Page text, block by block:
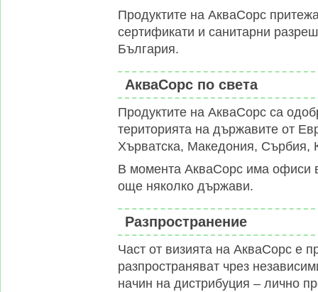
Продуктите на АкваСорс
сертификати и санитарни
България.
АкваСорс по света
Продуктите на АкваСорс са
територията на държавите от
Хърватска, Македония, Сърбия,
В момента АкваСорс има офиси
още няколко държави.
Разпространение
Част от визията на АкваСорс е
разпространяват чрез
начин на дистрибуция – лично